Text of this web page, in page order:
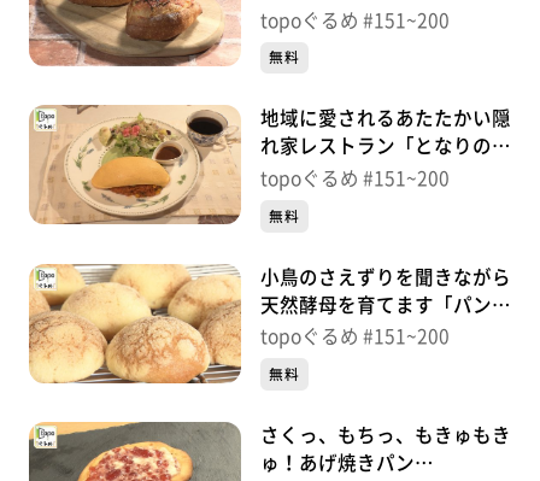
ル」（若林区なないろの里）
topoぐるめ #151~200
無料
地域に愛されるあたたかい隠
れ家レストラン「となりのれ
すとらん」（宮城野区新田）
topoぐるめ #151~200
無料
小鳥のさえずりを聞きながら
天然酵母を育てます「パンの
森 クララ」（宮城野区枡
topoぐるめ #151~200
無料
さくっ、もちっ、もきゅもき
ゅ！あげ焼きパン